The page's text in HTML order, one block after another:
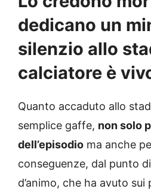
dedicano un
silenzio allo
calciatore è
Quanto accaduto allo
semplice gaffe, non solo
dell’episodio ma anche
conseguenze, dal punto
d’animo, che ha avuto